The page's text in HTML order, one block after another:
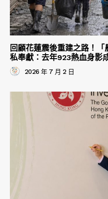
回顧花蓮震後重建之路！
私奉獻：去年923熱血身影
2026 年 7 月 2 日